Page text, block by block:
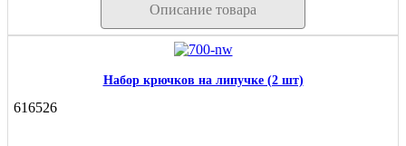
Описание товара
Набор крючков на липучке (2 шт)
616526